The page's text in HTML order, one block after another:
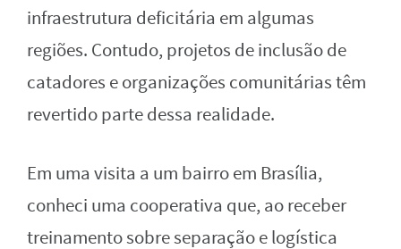
infraestrutura deficitária em algumas
regiões. Contudo, projetos de inclusão de
catadores e organizações comunitárias têm
revertido parte dessa realidade.
Em uma visita a um bairro em Brasília,
conheci uma cooperativa que, ao receber
treinamento sobre separação e logística